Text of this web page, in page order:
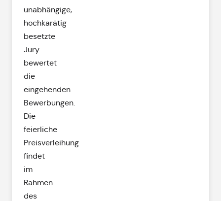
unabhängige,
hochkarätig
besetzte
Jury
bewertet
die
eingehenden
Bewerbungen.
Die
feierliche
Preisverleihung
findet
im
Rahmen
des